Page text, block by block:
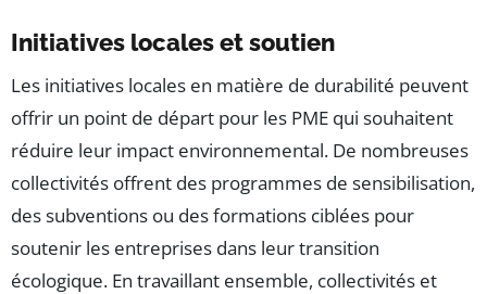
Initiatives locales et soutien
Les initiatives locales en matière de durabilité peuvent
offrir un point de départ pour les PME qui souhaitent
réduire leur impact environnemental. De nombreuses
collectivités offrent des programmes de sensibilisation,
des subventions ou des formations ciblées pour
soutenir les entreprises dans leur transition
écologique. En travaillant ensemble, collectivités et